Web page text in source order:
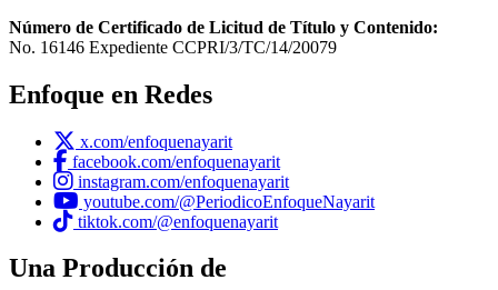
Número de Certificado de Licitud de Título y Contenido:
No. 16146 Expediente CCPRI/3/TC/14/20079
Enfoque en Redes
x.com/enfoquenayarit
facebook.com/enfoquenayarit
instagram.com/enfoquenayarit
youtube.com/@PeriodicoEnfoqueNayarit
tiktok.com/@enfoquenayarit
Una Producción de